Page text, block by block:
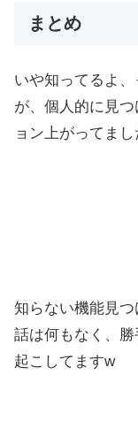
まとめ
いや知ってるよ
が、個人的に見
ョン上がってまし
知らない機能見
話は何もなく、
起こしてますw